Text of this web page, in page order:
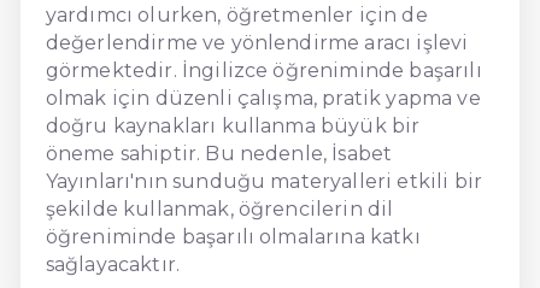
yardımcı olurken, öğretmenler için de
değerlendirme ve yönlendirme aracı işlevi
görmektedir. İngilizce öğreniminde başarılı
olmak için düzenli çalışma, pratik yapma ve
doğru kaynakları kullanma büyük bir
öneme sahiptir. Bu nedenle, İsabet
Yayınları'nın sunduğu materyalleri etkili bir
şekilde kullanmak, öğrencilerin dil
öğreniminde başarılı olmalarına katkı
sağlayacaktır.